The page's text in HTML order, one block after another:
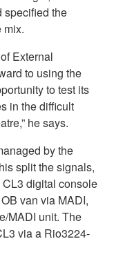
specified the
mix.
External
to using the
to test its
in the difficult
he says.
by the
split the signals,
digital console
van via MADI,
MADI unit. The
via a Rio3224-